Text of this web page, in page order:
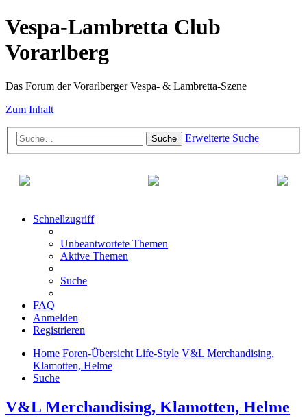
Vespa-Lambretta Club
Vorarlberg
Das Forum der Vorarlberger Vespa- & Lambretta-Szene
Zum Inhalt
Suche Erweiterte Suche
Schnellzugriff
Unbeantwortete Themen
Aktive Themen
Suche
FAQ
Anmelden
Registrieren
Home Foren-Übersicht Life-Style V&L Merchandising,
Klamotten, Helme
Suche
V&L Merchandising, Klamotten, Helme